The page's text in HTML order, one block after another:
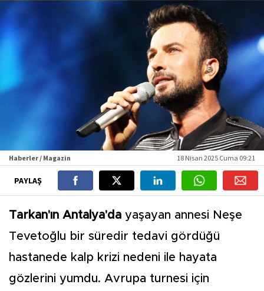
Haberler / Magazin 18 Nisan 2025 Cuma 09:21
PAYLAŞ
Tarkan'ın Antalya'da yaşayan annesi Neşe
Tevetoğlu bir süredir tedavi gördüğü
hastanede kalp krizi nedeni ile hayata
gözlerini yumdu. Avrupa turnesi için